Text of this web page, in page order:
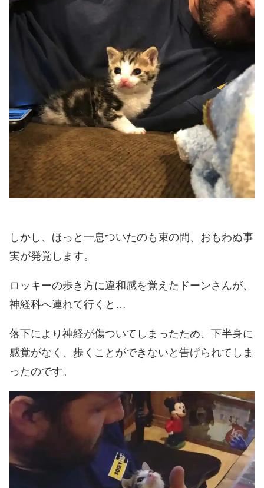
しかし、ほっと一息ついたのも束の間、おもわぬ事
実が発覚します。
ロッキーの歩き方に違和感を覚えたドーンさんが、
神経科へ連れて行くと…
落下により神経が傷ついてしまったため、下半身に
感覚がなく、歩くことができないと告げられてしま
ったのです。